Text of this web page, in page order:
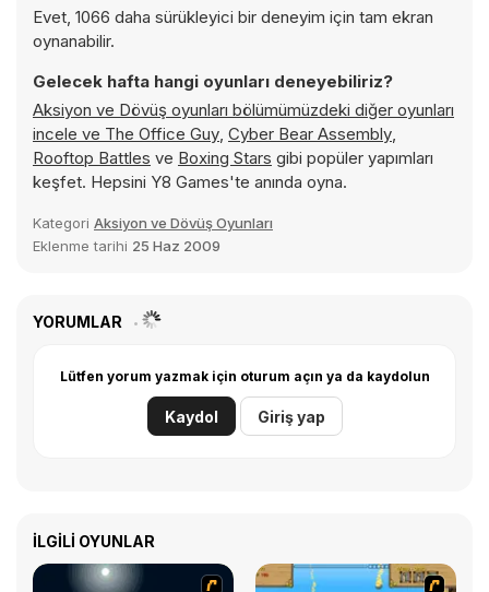
Evet, 1066 daha sürükleyici bir deneyim için tam ekran
oynanabilir.
Gelecek hafta hangi oyunları deneyebiliriz?
Aksiyon ve Dövüş oyunları bölümümüzdeki diğer oyunları
incele ve The Office Guy, Cyber Bear Assembly,
Rooftop Battles ve Boxing Stars gibi popüler yapımları
keşfet. Hepsini Y8 Games'te anında oyna.
Kategori Aksiyon ve Dövüş Oyunları
Eklenme tarihi 25 Haz 2009
YORUMLAR
Lütfen yorum yazmak için oturum açın ya da kaydolun
Kaydol Giriş yap
İLGILI OYUNLAR